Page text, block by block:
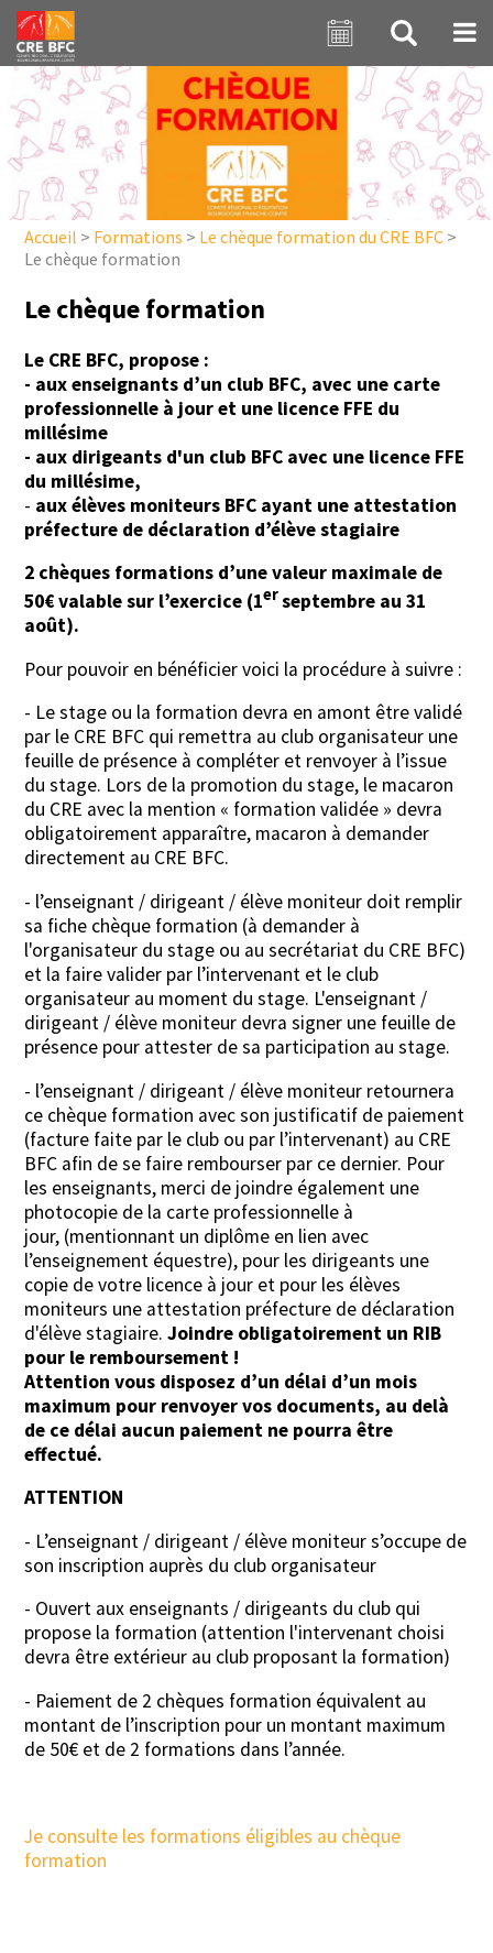
Aller au contenu principal
Accueil > Formations > Le chèque formation du CRE BFC >
Le chèque formation
Le chèque formation
Le CRE BFC, propose :
- aux enseignants d’un club BFC, avec une carte
professionnelle à jour et une licence FFE du
millésime
- aux dirigeants d'un club BFC avec une licence FFE
du millésime,
- aux élèves moniteurs BFC ayant une attestation
préfecture de déclaration d’élève stagiaire
2 chèques formations d’une valeur maximale de
50€ valable sur l’exercice (1erseptembre au 31
août).
Pour pouvoir en bénéficier voici la procédure à suivre :
- Le stage ou la formation devra en amont être validé
par le CRE BFC qui remettra au club organisateur une
feuille de présence à compléter et renvoyer à l’issue
du stage. Lors de la promotion du stage, le macaron
du CRE avec la mention « formation validée » devra
obligatoirement apparaître, macaron à demander
directement au CRE BFC.
- l’enseignant / dirigeant / élève moniteur doit remplir
sa fiche chèque formation (à demander à
l'organisateur du stage ou au secrétariat du CRE BFC)
et la faire valider par l’intervenant et le club
organisateur au moment du stage. L'enseignant /
dirigeant / élève moniteur devra signer une feuille de
présence pour attester de sa participation au stage.
- l’enseignant / dirigeant / élève moniteur retournera
ce chèque formation avec son justificatif de paiement
(facture faite par le club ou par l’intervenant) au CRE
BFC afin de se faire rembourser par ce dernier. Pour
les enseignants, merci de joindre également une
photocopie de la carte professionnelle à
jour, (mentionnant un diplôme en lien avec
l’enseignement équestre), pour les dirigeants une
copie de votre licence à jour et pour les élèves
moniteurs une attestation préfecture de déclaration
d'élève stagiaire.Joindre obligatoirement un RIB
pour le remboursement !
Attention vous disposez d’un délai d’un mois
maximum pour renvoyer vos documents, au delà
de ce délai aucun paiement ne pourra être
effectué.
ATTENTION
- L’enseignant / dirigeant / élève moniteur s’occupe de
son inscription auprès du club organisateur
- Ouvert aux enseignants / dirigeants du club qui
propose la formation (attention l'intervenant choisi
devra être extérieur au club proposant la formation)
- Paiement de 2 chèques formation équivalent au
montant de l’inscription pour un montant maximum
de 50€ et de 2 formations dans l’année.
Je consulte les formations éligibles au chèque
formation